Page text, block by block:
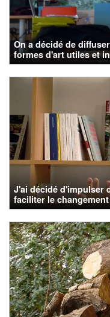
On a décidé de
formes d'art utiles et
J'ai décidé d'impulser
faciliter le